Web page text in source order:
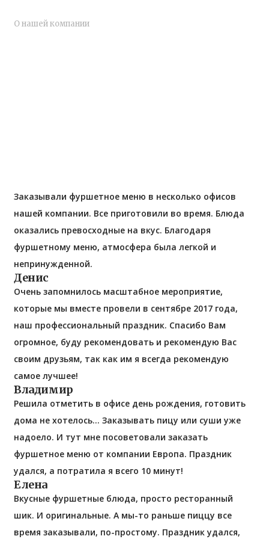
О нашей компании
Заказывали фуршетное меню в несколько офисов
нашей компании. Все приготовили во время. Блюда
оказались превосходные на вкус. Благодаря
фуршетному меню, атмосфера была легкой и
непринужденной.
Денис
Очень запомнилось масштабное мероприятие,
которые мы вместе провели в сентябре 2017 года,
наш профессиональный праздник. Спасибо Вам
огромное, буду рекомендовать и рекомендую Вас
своим друзьям, так как им я всегда рекомендую
самое лучшее!
Владимир
Решила отметить в офисе день рождения, готовить
дома не хотелось… Заказывать пицу или суши уже
надоело. И тут мне посоветовали заказать
фуршетное меню от компании Европа. Праздник
удался, а потратила я всего 10 минут!
Елена
Вкусные фуршетные блюда, просто ресторанный
шик. И оригинальные. А мы-то раньше пиццу все
время заказывали, по-простому. Праздник удался,